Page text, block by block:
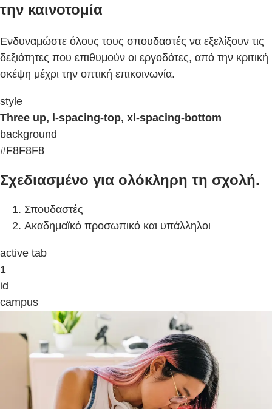
την καινοτομία
Ενδυναμώστε όλους τους σπουδαστές να εξελίξουν τις
δεξιότητες που επιθυμούν οι εργοδότες, από την κριτική
σκέψη μέχρι την οπτική επικοινωνία.
style
Three up, l-spacing-top, xl-spacing-bottom
background
#F8F8F8
Σχεδιασμένο για ολόκληρη τη σχολή.
Σπουδαστές
Ακαδημαϊκό προσωπικό και υπάλληλοι
active tab
1
id
campus